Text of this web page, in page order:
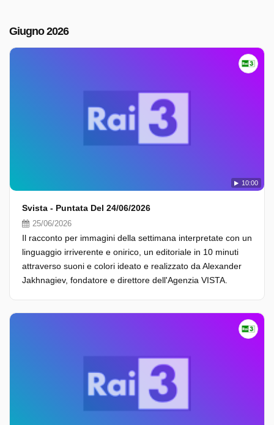
Giugno 2026
10:00
Svista - Puntata Del 24/06/2026
25/06/2026
Il racconto per immagini della settimana interpretate con un
linguaggio irriverente e onirico, un editoriale in 10 minuti
attraverso suoni e colori ideato e realizzato da Alexander
Jakhnagiev, fondatore e direttore dell'Agenzia VISTA.